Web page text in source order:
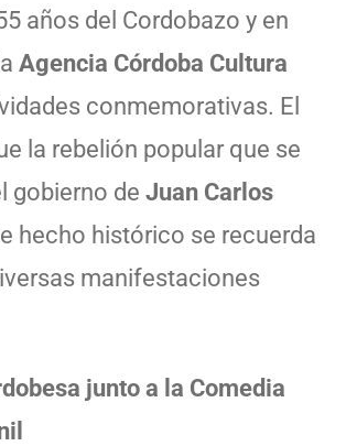
años del Cordobazo y en
Agencia Córdoba Cultura
conmemorativas. El
la rebelión popular que se
gobierno de Juan Carlos
hecho histórico se recuerda
manifestaciones
junto a la Comedia